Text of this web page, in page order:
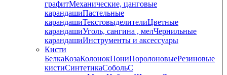
графитМеханические, цанговые
карандашиПастельные
карандашиТекстовыделителиЦветные
карандашиУголь, сангина , мелЧернильные
карандашиИнструменты и аксессуары
Кисти
БелкаКозаКолонокПониПоролоновыеРезиновые
кистиСинтетикаСобольС